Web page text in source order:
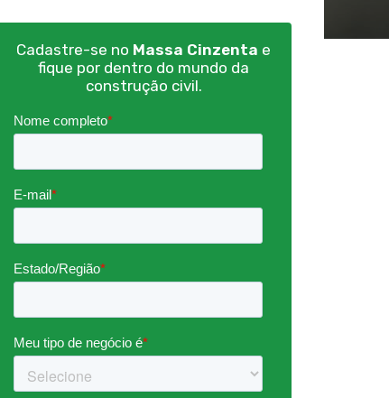
Cadastre-se no Massa Cinzenta e
fique por dentro do mundo da
construção civil.